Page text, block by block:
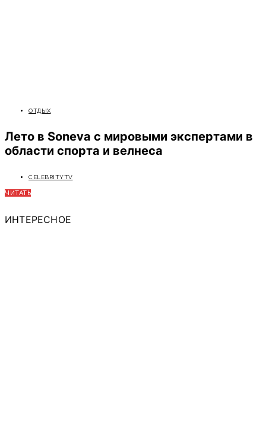
ОТДЫХ
Лето в Soneva с мировыми экспертами в
области спорта и велнеса
CELEBRITYTV
ЧИТАТЬ
ИНТЕРЕСНОЕ